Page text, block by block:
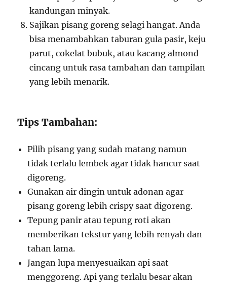
kandungan minyak.
Sajikan pisang goreng selagi hangat. Anda
bisa menambahkan taburan gula pasir, keju
parut, cokelat bubuk, atau kacang almond
cincang untuk rasa tambahan dan tampilan
yang lebih menarik.
Tips Tambahan:
Pilih pisang yang sudah matang namun
tidak terlalu lembek agar tidak hancur saat
digoreng.
Gunakan air dingin untuk adonan agar
pisang goreng lebih crispy saat digoreng.
Tepung panir atau tepung roti akan
memberikan tekstur yang lebih renyah dan
tahan lama.
Jangan lupa menyesuaikan api saat
menggoreng. Api yang terlalu besar akan